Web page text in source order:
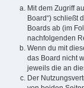
Mit dem Zugriff
Board“) schließt
Boards ab (im
nachfolgenden
Wenn du mit
das Board nicht
jeweils die an
Der